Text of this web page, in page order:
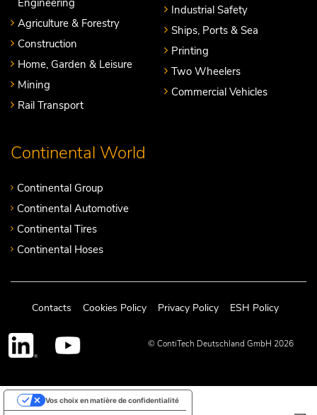
Agriculture & Forestry
Construction
Home, Garden & Leisure
Mining
Rail Transport
Industrial Safety
Ships, Ports & Sea
Printing
Two Wheelers
Commercial Vehicles
Continental World
Continental Group
Continental Automotive
Continental Tires
Continental Hoses
Contacts Cookies Policy Privacy Policy ESH Policy
© ContiTech Deutschland GmbH 2026
Vos choix en matière de confidentialité